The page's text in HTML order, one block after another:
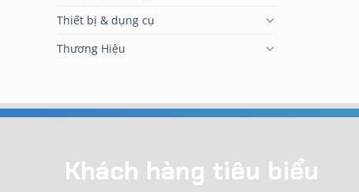
Thiết bị & dụng cụ
Thương Hiệu
Khách hàng tiêu biểu